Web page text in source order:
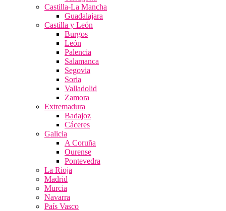
Castilla-La Mancha
Guadalajara
Castilla y León
Burgos
León
Palencia
Salamanca
Segovia
Soria
Valladolid
Zamora
Extremadura
Badajoz
Cáceres
Galicia
A Coruña
Ourense
Pontevedra
La Rioja
Madrid
Murcia
Navarra
País Vasco